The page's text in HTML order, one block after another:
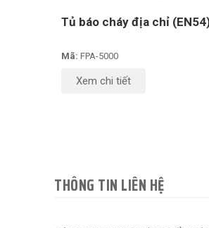
Tủ báo cháy địa chỉ
Mã: FPA-5000
Xem chi tiết
THÔNG TIN LIÊN HỆ